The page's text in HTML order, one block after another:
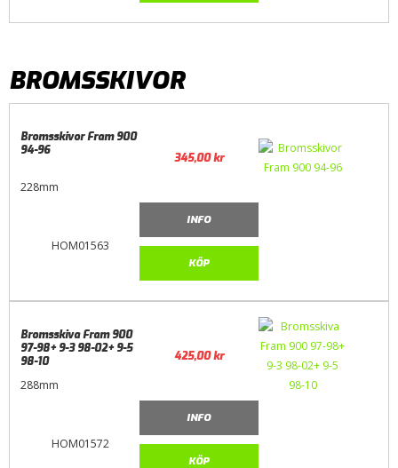
BROMSSKIVOR
HOM01563
Bromsskivor Fram 900
94-96
228mm
345,00kr
INFO
KÖP
HOM01572
Bromsskiva Fram 900
97-98+ 9-3 98-02+ 9-5
98-10
288mm
425,00kr
INFO
KÖP